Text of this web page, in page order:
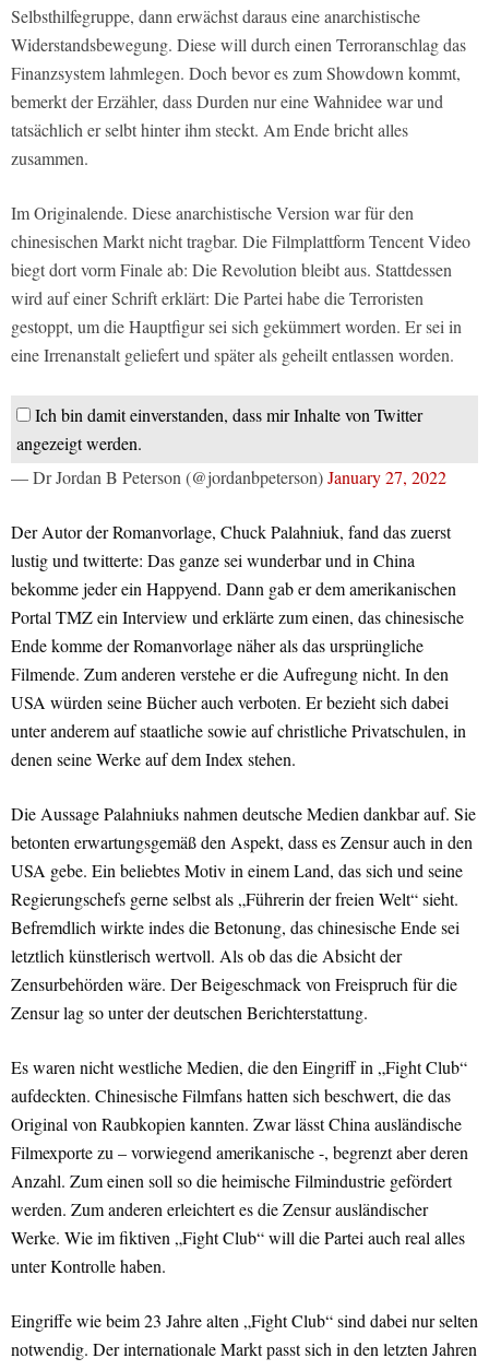
Selbsthilfegruppe, dann erwächst daraus eine anarchistische
Widerstandsbewegung. Diese will durch einen Terroranschlag das
Finanzsystem lahmlegen. Doch bevor es zum Showdown kommt,
bemerkt der Erzähler, dass Durden nur eine Wahnidee war und
tatsächlich er selbt hinter ihm steckt. Am Ende bricht alles
zusammen.
Im Originalende. Diese anarchistische Version war für den
chinesischen Markt nicht tragbar. Die Filmplattform Tencent Video
biegt dort vorm Finale ab: Die Revolution bleibt aus. Stattdessen
wird auf einer Schrift erklärt: Die Partei habe die Terroristen
gestoppt, um die Hauptfigur sei sich gekümmert worden. Er sei in
eine Irrenanstalt geliefert und später als geheilt entlassen worden.
Ich bin damit einverstanden, dass mir Inhalte von Twitter
angezeigt werden.
— Dr Jordan B Peterson (@jordanbpeterson)January 27, 2022
Der Autor der Romanvorlage, Chuck Palahniuk, fand das zuerst
lustig und twitterte: Das ganze sei wunderbar und in China
bekomme jeder ein Happyend. Dann gab er dem amerikanischen
Portal TMZ ein Interview und erklärte zum einen, das chinesische
Ende komme der Romanvorlage näher als das ursprüngliche
Filmende. Zum anderen verstehe er die Aufregung nicht. In den
USA würden seine Bücher auch verboten. Er bezieht sich dabei
unter anderem auf staatliche sowie auf christliche Privatschulen, in
denen seine Werke auf dem Index stehen.
Die Aussage Palahniuks nahmen deutsche Medien dankbar auf. Sie
betonten erwartungsgemäß den Aspekt, dass es Zensur auch in den
USA gebe. Ein beliebtes Motiv in einem Land, das sich und seine
Regierungschefs gerne selbst als „Führerin der freien Welt“ sieht.
Befremdlich wirkte indes die Betonung, das chinesische Ende sei
letztlich künstlerisch wertvoll. Als ob das die Absicht der
Zensurbehörden wäre. Der Beigeschmack von Freispruch für die
Zensur lag so unter der deutschen Berichterstattung.
Es waren nicht westliche Medien, die den Eingriff in „Fight Club“
aufdeckten. Chinesische Filmfans hatten sich beschwert, die das
Original von Raubkopien kannten. Zwar lässt China ausländische
Filmexporte zu – vorwiegend amerikanische -, begrenzt aber deren
Anzahl. Zum einen soll so die heimische Filmindustrie gefördert
werden. Zum anderen erleichtert es die Zensur ausländischer
Werke. Wie im fiktiven „Fight Club“ will die Partei auch real alles
unter Kontrolle haben.
Eingriffe wie beim 23 Jahre alten „Fight Club“ sind dabei nur selten
notwendig. Der internationale Markt passt sich in den letzten Jahren